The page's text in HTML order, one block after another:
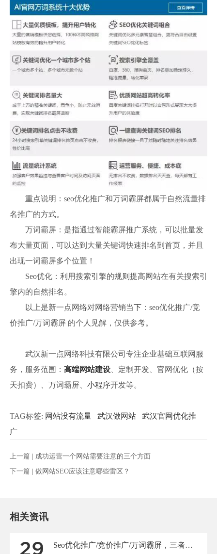
重点说明：seo优化推广和万词霸屏都属于自然流量排
名推广的方式。
万词霸屏：是指通过智能霸屏推广系统，可以批量发
布大量页面，可以达到大量关键词快速排名到首页，并且
出现一词霸屏多个位置！
Seo优化：利用搜索引擎的规则提高网站在有关搜索引
擎内的自然排名。
以上是新一点网络对网络营销当下：seo优化推广/竞
价推广/万词霸屏 的个人见解，仅供参考。
武汉新一点网络科技有限公司专注企业基础互联网服
务，服务范围： 高端网站建设 、定制开发、官网优化（按
天扣费）、万词霸屏、 小程序开发等。
TAG标签: 网站没有流量 武汉做网站
武汉官网优化推
广
上一篇 | 成功运营一个网站需要注意的三个方面
下一篇 | 做网站SEO应该注意哪些雷区？
相关资讯
29 Seo优化推广/竞价推广/万词霸屏，三者的推广方式有什么区别呢？